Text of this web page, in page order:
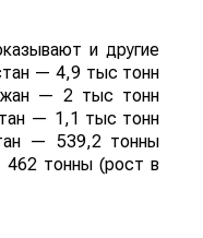
и другие
— 4,9 тыс тонн
— 2 тыс тонн
— 1,1 тыс тонн
— 539,2 тонны
тонны (рост в